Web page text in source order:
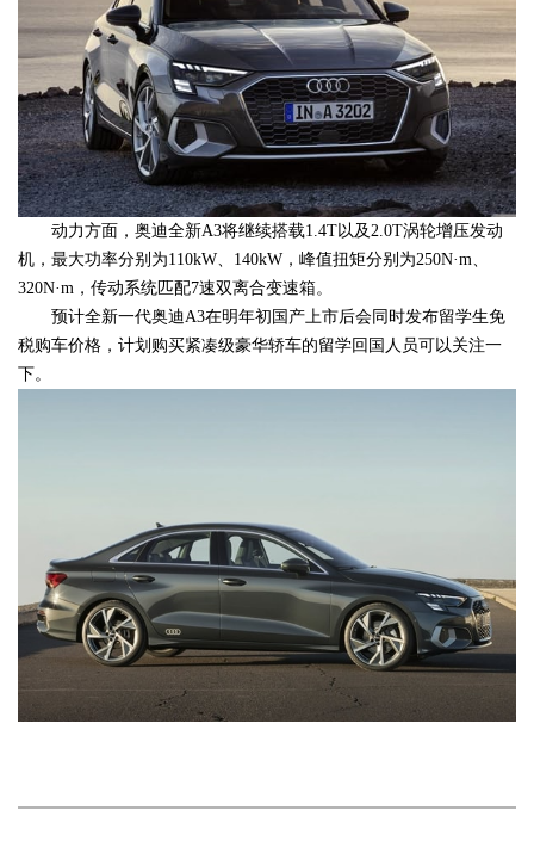
动力方面，奥迪全新A3将继续搭载1.4T以及2.0T涡轮增压发动
机，最大功率分别为110kW、140kW，峰值扭矩分别为250N·m、
320N·m，传动系统匹配7速双离合变速箱。
预计全新一代奥迪A3在明年初国产上市后会同时发布留学生免
税购车价格，计划购买紧凑级豪华轿车的留学回国人员可以关注一
下。